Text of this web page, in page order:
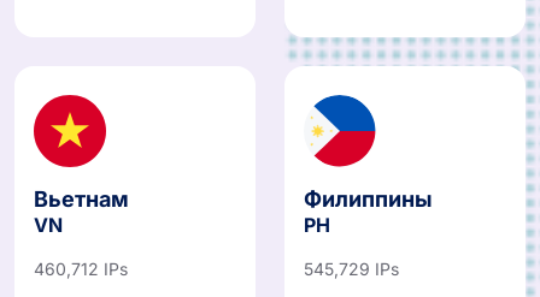
Вьетнам
VN
460,712 IPs
Филиппины
PH
545,729 IPs